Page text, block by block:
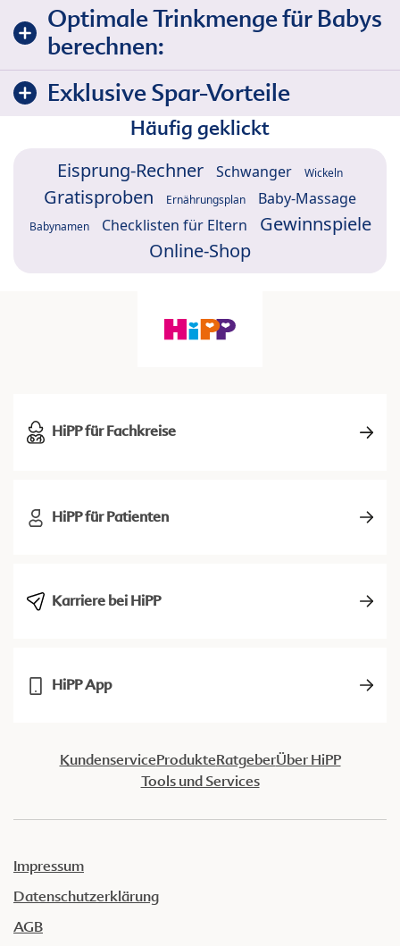
Optimale Trinkmenge für Babys
berechnen:
Exklusive Spar-Vorteile
Häufig geklickt
Eisprung-Rechner Schwanger Wickeln
Gratisproben Ernährungsplan Baby-Massage
Babynamen Checklisten für Eltern
Gewinnspiele
Online-Shop
HiPP für Fachkreise
HiPP für Patienten
Karriere bei HiPP
HiPP App
KundenserviceProdukteRatgeberÜber HiPP
Tools und Services
Impressum
Datenschutzerklärung
AGB